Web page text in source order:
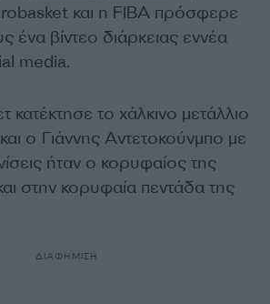
και η FIBA πρόσφερε
ένα βίντεο διάρκειας εννέα
media.
κατέκτησε το χάλκινο μετάλλιο
ο Γιάννης Αντετοκούνμπο με
ήταν ο κορυφαίος της
στην κορυφαία πεντάδα της
ΔΙΑΦΗΜΙΣΗ